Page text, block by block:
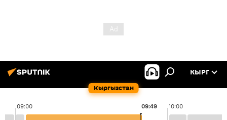
Кыргызстан
КЫРГ
09:00 10:00
09:49